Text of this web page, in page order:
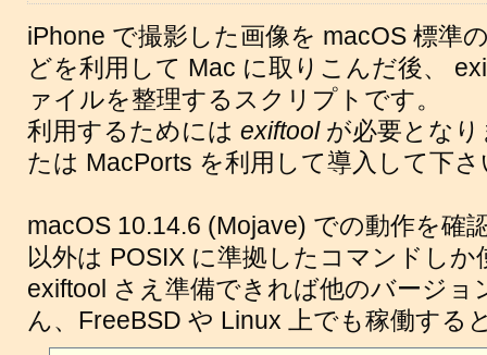
iPhone で撮影した画像を macOS 標準
どを利用して Mac に取りこんだ後、
ァイルを整理するスクリプトです。
利用するためには exiftoolが必要となり
たは MacPorts を利用して導入して下さ
macOS 10.14.6 (Mojave) での動作を確
以外は POSIX に準拠したコマンドし
exiftool さえ準備できれば他のバージョ
ん、FreeBSD や Linux 上でも稼働する